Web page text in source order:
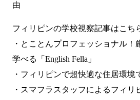
由
フィリピンの学校視察記事はこち
・ とことんプロフェッショナル！
学べる「English Fella」
・ フィリピンで超快適な住居環境
・ スマフラスタッフによるフィリ